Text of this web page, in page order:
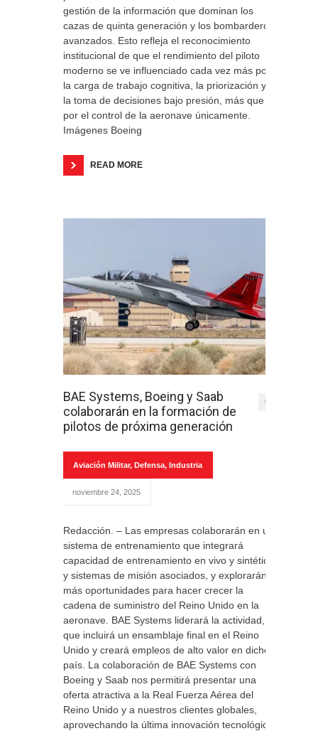
gestión de la información que dominan los
cazas de quinta generación y los bombarderos
avanzados. Esto refleja el reconocimiento
institucional de que el rendimiento del piloto
moderno se ve influenciado cada vez más por
la carga de trabajo cognitiva, la priorización y
la toma de decisiones bajo presión, más que
por el control de la aeronave únicamente.
Imágenes Boeing
READ MORE
BAE Systems, Boeing y Saab
colaborarán en la formación de
pilotos de próxima generación
0
Aviación Militar, Defensa, Industria
noviembre 24, 2025
Redacción. – Las empresas colaborarán en un
sistema de entrenamiento que integrará
capacidad de entrenamiento en vivo y sintético
y sistemas de misión asociados, y explorarán
más oportunidades para hacer crecer la
cadena de suministro del Reino Unido en la
aeronave. BAE Systems liderará la actividad,
que incluirá un ensamblaje final en el Reino
Unido y creará empleos de alto valor en dicho
país. La colaboración de BAE Systems con
Boeing y Saab nos permitirá presentar una
oferta atractiva a la Real Fuerza Aérea del
Reino Unido y a nuestros clientes globales,
aprovechando la última innovación tecnológica